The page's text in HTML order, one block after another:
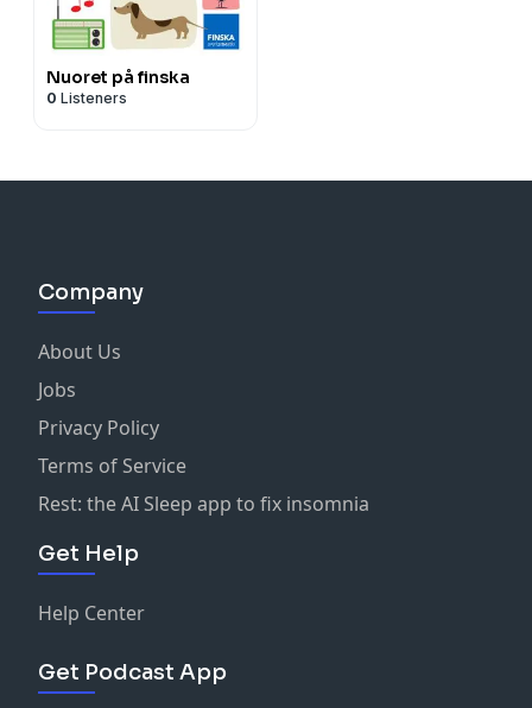
Nuoret på finska
0 Listeners
Company
About Us
Jobs
Privacy Policy
Terms of Service
Rest: the AI Sleep app to fix insomnia
Get Help
Help Center
Get Podcast App